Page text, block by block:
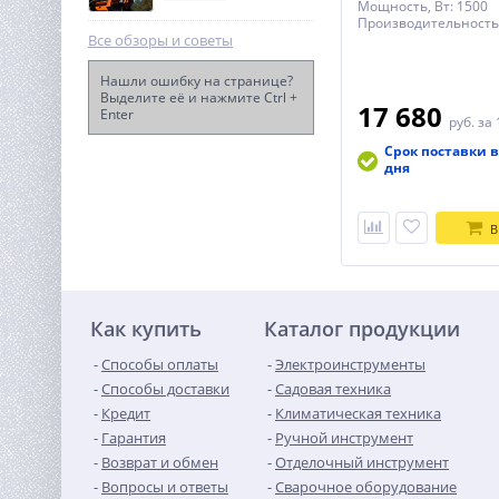
Дрель-шуруповерт акк.
Greenworks DD560, 24V, б/
Все обзоры и советы
Нашли ошибку на странице?
Выделите её и нажмите Ctrl +
Enter
Мощность, Вт: 1500
17 680 руб. за
Срок поставки
дня
Как купить
Способы оплаты
Способы доставки
Кредит
Гарантия
Возврат и обмен
Вопросы и ответы
Каталог продукции
Электроинструменты
Садовая техника
Климатическая техника
Ручной инструмент
Отделочный инструмент
Сварочное оборудование